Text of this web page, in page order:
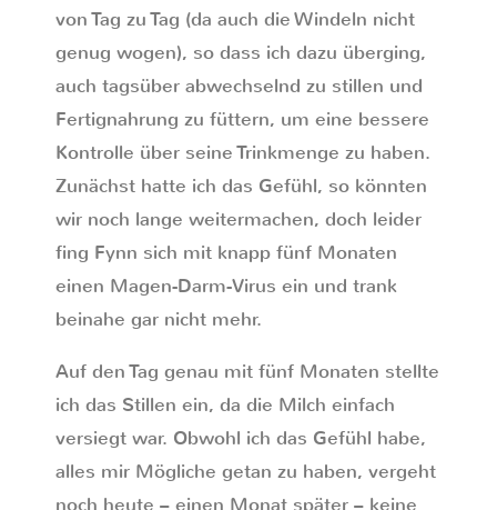
von Tag zu Tag (da auch die Windeln nicht
genug wogen), so dass ich dazu überging,
auch tagsüber abwechselnd zu stillen und
Fertignahrung zu füttern, um eine bessere
Kontrolle über seine Trinkmenge zu haben.
Zunächst hatte ich das Gefühl, so könnten
wir noch lange weitermachen, doch leider
fing Fynn sich mit knapp fünf Monaten
einen Magen-Darm-Virus ein und trank
beinahe gar nicht mehr.
Auf den Tag genau mit fünf Monaten stellte
ich das Stillen ein, da die Milch einfach
versiegt war. Obwohl ich das Gefühl habe,
alles mir Mögliche getan zu haben, vergeht